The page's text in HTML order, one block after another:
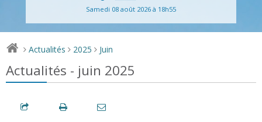
Samedi 08 août 2026 à 18h55
> Actualités > 2025 > Juin
Actualités - juin 2025